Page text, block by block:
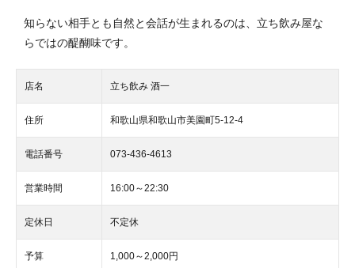
知らない相手とも自然と会話が生まれるのは、立ち飲み屋な
らではの醍醐味です。
店名 立ち飲み 酒一
住所 和歌山県和歌山市美園町5-12-4
電話番号 073-436-4613
営業時間 16:00～22:30
定休日 不定休
予算 1,000～2,000円